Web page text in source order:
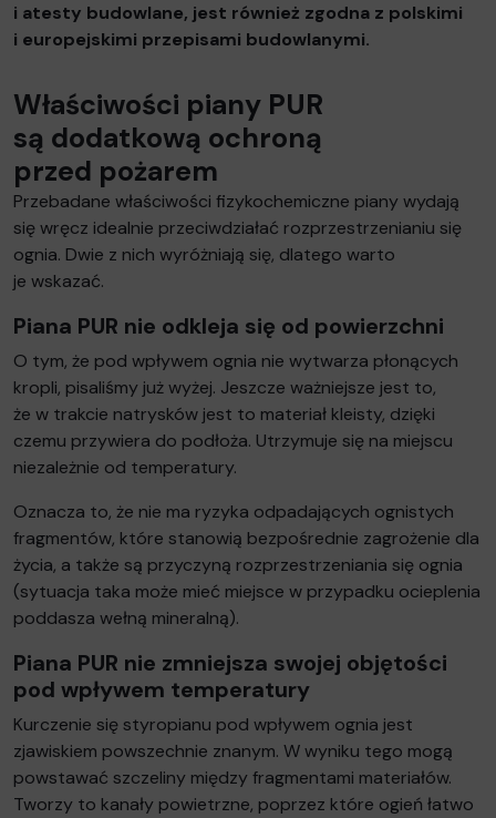
i atesty budowlane, jest również zgodna z polskimi
i europejskimi przepisami budowlanymi.
Właściwości piany PUR
są dodatkową ochroną
przed pożarem
Przebadane właściwości fizykochemiczne piany wydają
się wręcz idealnie przeciwdziałać rozprzestrzenianiu się
ognia. Dwie z nich wyróżniają się, dlatego warto
je wskazać.
Piana PUR nie odkleja się od powierzchni
O tym, że pod wpływem ognia nie wytwarza płonących
kropli, pisaliśmy już wyżej. Jeszcze ważniejsze jest to,
że w trakcie natrysków jest to materiał kleisty, dzięki
czemu przywiera do podłoża. Utrzymuje się na miejscu
niezależnie od temperatury.
Oznacza to, że nie ma ryzyka odpadających ognistych
fragmentów, które stanowią bezpośrednie zagrożenie dla
życia, a także są przyczyną rozprzestrzeniania się ognia
(sytuacja taka może mieć miejsce w przypadku ocieplenia
poddasza wełną mineralną).
Piana PUR nie zmniejsza swojej objętości
pod wpływem temperatury
Kurczenie się styropianu pod wpływem ognia jest
zjawiskiem powszechnie znanym. W wyniku tego mogą
powstawać szczeliny między fragmentami materiałów.
Tworzy to kanały powietrzne, poprzez które ogień łatwo